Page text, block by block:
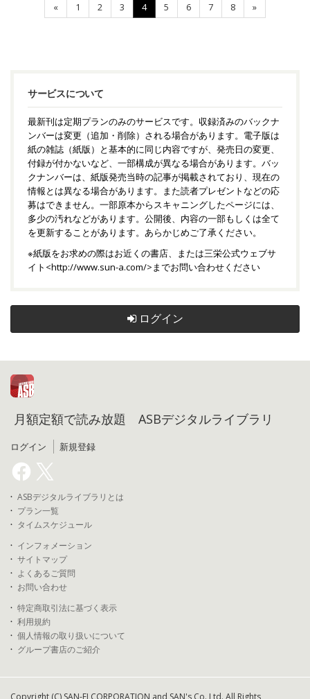
« 1 2 3 4 5 6 7 8 »
サービスについて
最新刊は定期プランのみのサービスです。収録済みのバックナ
ンバーは変更（追加・削除）される場合があります。電子版は
紙の雑誌（紙版）と基本的に同じ内容ですが、発売日の変更、
付録が付かないなど、一部構成が異なる場合があります。バッ
クナンバーは、紙版発売当時の記事が掲載されており、現在の
情報とは異なる場合があります。また読者プレゼントなどの応
募はできません。一部原本からスキャニングしたページには、
多少の汚れなどがあります。公開後、内容の一部もしくは全て
を更新することがあります。あらかじめご了承ください。
※紙版をお求めの際はお近くの書店、または三栄公式ウェブサ
イト<http://www.sun-a.com/>までお問い合わせください
ログイン
月額定額で読み放題 ASBデジタルライブラリ
ログイン 新規登録
ASBデジタルライブラリとは
プラン一覧
タイムスケジュール
インフォメーション
サイトマップ
よくあるご質問
お問い合わせ
特定商取引法に基づく表示
利用規約
個人情報の取り扱いについて
グループ書店のご紹介
Copyright (C) SAN-EI CORPORATION and SAN's Co.,Ltd. All Rights